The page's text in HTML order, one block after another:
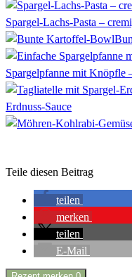
Spargel-Lachs-Pasta –
Spargelpfanne mit Knöpfle
Erdnuss-Sauce
Teile diesen Beitrag
teilen
merken
teilen
E-Mail